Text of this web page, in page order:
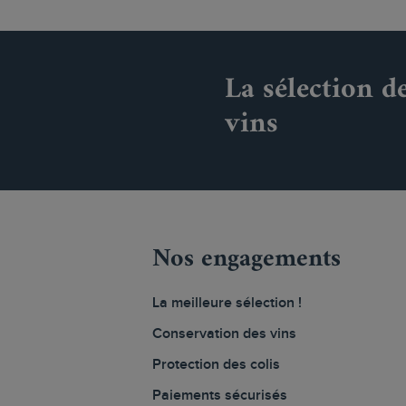
La sélection
vins
Nos engagements
La meilleure sélection !
Conservation des vins
Protection des colis
Paiements sécurisés